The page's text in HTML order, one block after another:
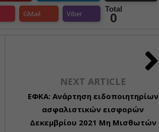
GMail Viber
Total
0
NEXT ARTICLE
ΕΦΚΑ: Ανάρτηση ειδοποιητηρίων
ασφαλιστικών εισφορών
Δεκεμβρίου 2021 Μη Μισθωτών